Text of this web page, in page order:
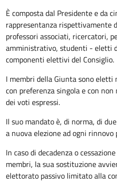
È composta dal Presidente e da
rappresentanza rispettivamente
professori associati, ricercatori,
amministrativo, studenti - eletti
componenti elettivi del Consiglio.
I membri della Giunta sono
con preferenza singola e con
dei voti espressi.
Il suo mandato è, di norma, di
a nuova elezione ad ogni rinnovo
In caso di decadenza o
membri, la sua sostituzione
elettorato passivo limitato alla